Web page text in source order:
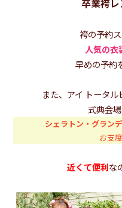
卒業袴
袴の予約
人気の衣
早めの予約
また、アイ トータ
式典会
シェラトン・グラン
お支
近くて便利な